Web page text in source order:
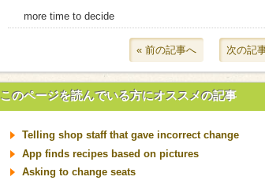
more time to decide
« 前の記事へ 次の記
このページを読んでいる方にオススメの記事
Telling shop staff that gave incorrect change
App finds recipes based on pictures
Asking to change seats